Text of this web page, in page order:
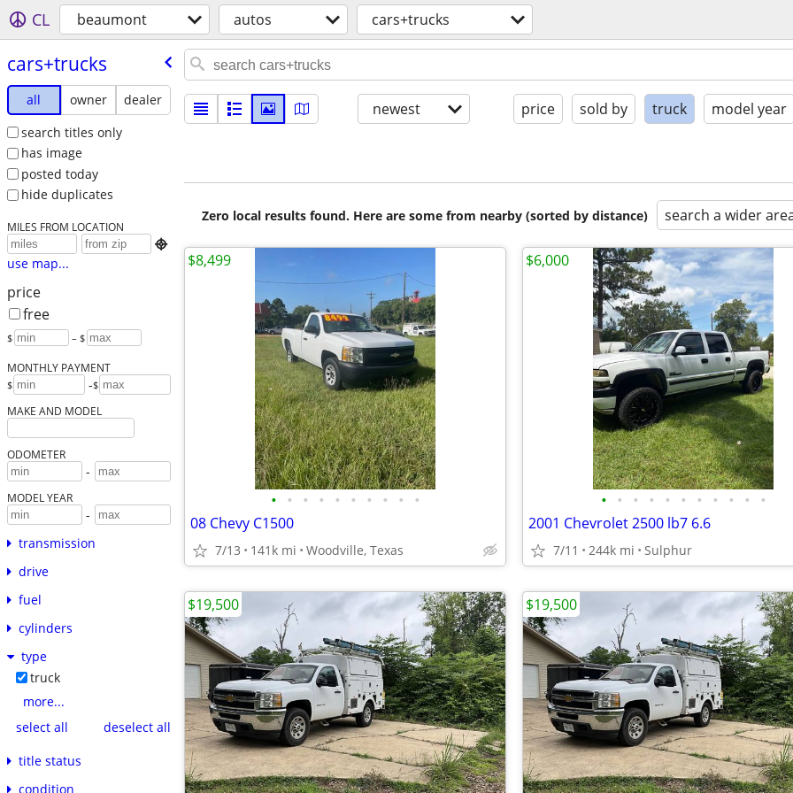
CL beaumont autos cars+trucks
cars+trucks
all owner
dealer
search titles only
has image
posted today
hide duplicates
MILES FROM LOCATION

use map...
price
free
$ – $
MONTHLY PAYMENT
$ -$
MAKE AND MODEL
ODOMETER
-
MODEL YEAR
-
transmission
drive
fuel
cylinders
type
truck
more...
select all
deselect all
title status
condition
newest price sold by truck model year
Zero local results found. Here are some from nearby (sorted by distance) search a wider
• • • • • • • • • •
08 Chevy C1500
7/13 141k mi Woodville, Texas
$8,499
• • • • • • • • • • •
2001 Chevrolet 2500 lb7 6.6
7/11 244k mi Sulphur
$6,000
$19,500 $19,500